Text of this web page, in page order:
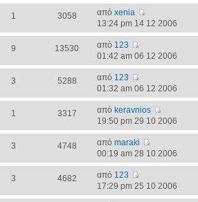
1 3058 απόxenia
13:24 pm 14 12 2006
9 13530 από 123
01:42 am 06 12 2006
3 5288 από 123
01:32 am 06 12 2006
1 3317 από keravnios
19:50 pm 29 10 2006
3 4748 απόmaraki
00:19 am 28 10 2006
3 4682 από 123
17:29 pm 25 10 2006